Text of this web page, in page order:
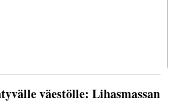
väestölle: Lihasmassan